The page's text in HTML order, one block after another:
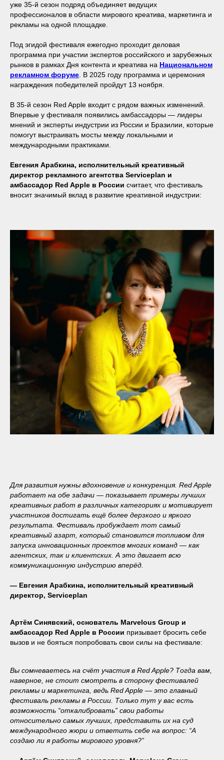
уже 35-й сезон подряд объединяет ведущих
профессионалов в области мирового креатива, маркетинга и
рекламы на одной площадке.
Под эгидой фестиваля ежегодно проходит деловая
программа при участии экспертов российского и зарубежных
рынков в рамках Дня контента и креатива на Национальном
рекламном форуме. В 2025 году программа и церемония
награждения победителей пройдут 13 ноября.
В 35-й сезон Red Apple входит с рядом важных изменений.
Впервые у фестиваля появились амбассадоры — лидеры
мнений и эксперты индустрии из России и Бразилии, которые
помогут выстраивать мосты между локальными и
международными практиками.
Евгения Арабкина, исполнительный креативный
директор рекламного агентства Serviceplan и
амбассадор Red Apple в России считает, что фестиваль
вносит значимый вклад в развитие креативной индустрии:
Для развития нужны вдохновение и конкуренция. Red Apple
работает на обе задачи — показывает примеры лучших
креативных работ в различных категориях и мотивирует
участников достигать ещё более дерзкого и яркого
результата. Фестиваль пробуждает тот самый
креативный азарт, который становится топливом для
запуска инновационных проектов многих команд — как
агентских, так и клиентских. А это двигает всю
коммуникационную индустрию вперёд.
— Евгения Арабкина, исполнительный креативный
директор, Serviceplan
Артём Синявский, основатель Marvelous Group и
амбассадор Red Apple в России призывает бросить себе
вызов и не бояться попробовать свои силы на фестивале:
Вы сомневаетесь на счёт участия в Red Apple? Тогда вам,
наверное, не стоит смотреть в сторону фестивалей
рекламы и маркетинга, ведь Red Apple — это главный
фестиваль рекламы в России. Только тут у вас есть
возможность “откалибровать” свои работы
относительно самых лучших, представить их на суд
международного жюри и ответить себе на вопрос: “А
создаю ли я работы мирового уровня?”